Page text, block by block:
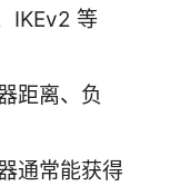
IKEv2 等
距离、负
通常能获得